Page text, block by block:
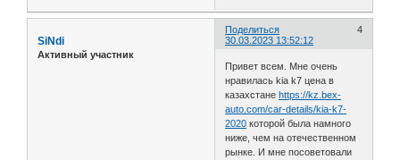
Поделиться
4
30.03.2023 13:52:12
SiNdi
Активный участник
Привет всем. Мне очень
нравилась kia k7 цена в
казахстане https://kz.bex-
auto.com/car-details/kia-k7-
2020 которой была намного
ниже, чем на отечественном
рынке. И мне посоветовали